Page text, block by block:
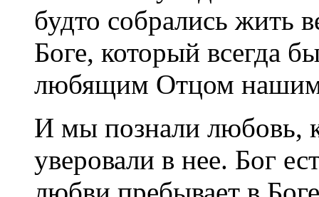
будто собрались жить
Боге, который всегда
любящим Отцом
И мы познали любовь,
уверовали в нее. Бог